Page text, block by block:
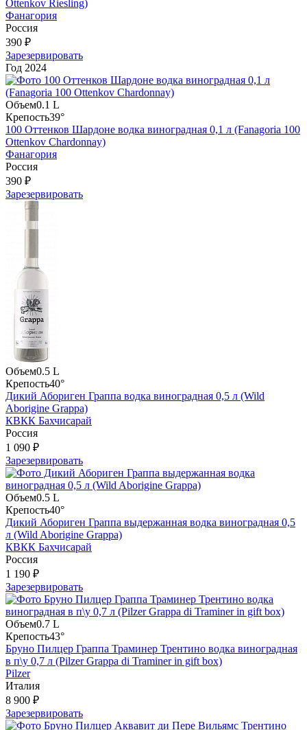
Ottenkov Riesling)
Фанагория
Россия
390 ₽
Зарезервировать
Год 2024
Объем0.1 L
Крепость39°
100 Оттенков Шардоне водка виноградная 0,1 л (Fanagoria 100
Ottenkov Chardonnay)
Фанагория
Россия
390 ₽
Зарезервировать
Объем0.5 L
Крепость40°
Дикий Абориген Граппа водка виноградная 0,5 л (Wild
Aborigine Grappa)
КВКК Бахчисарай
Россия
1 090 ₽
Зарезервировать
Объем0.5 L
Крепость40°
Дикий Абориген Граппа выдержанная водка виноградная 0,5
л (Wild Aborigine Grappa)
КВКК Бахчисарай
Россия
1 190 ₽
Зарезервировать
Объем0.7 L
Крепость43°
Бруно Пилцер Граппа Траминер Трентино водка виноградная
в п\у 0,7 л (Pilzer Grappa di Traminer in gift box)
Pilzer
Италия
8 900 ₽
Зарезервировать